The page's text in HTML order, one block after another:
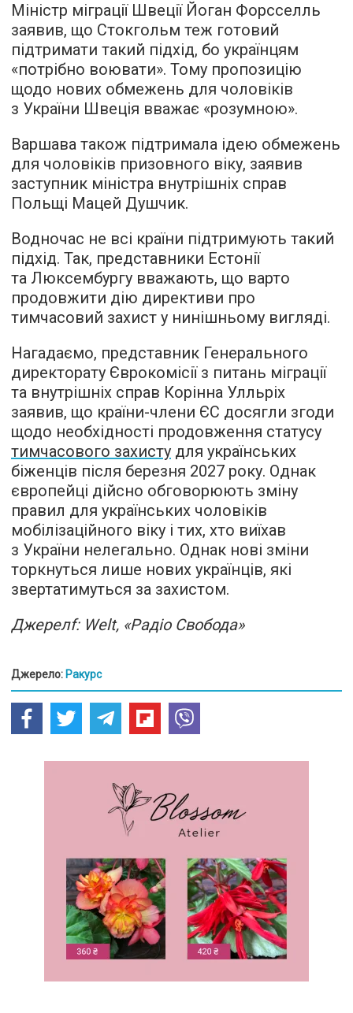
Міністр міграції Швеції Йоган Форсселль
заявив, що Стокгольм теж готовий
підтримати такий підхід, бо українцям
«потрібно воювати». Тому пропозицію
щодо нових обмежень для чоловіків
з України Швеція вважає «розумною».
Варшава також підтримала ідею обмежень
для чоловіків призовного віку, заявив
заступник міністра внутрішніх справ
Польщі Мацей Душчик.
Водночас не всі країни підтримують такий
підхід. Так, представники Естонії
та Люксембургу вважають, що варто
продовжити дію директиви про
тимчасовий захист у нинішньому вигляді.
Нагадаємо, представник Генерального
директорату Єврокомісії з питань міграції
та внутрішніх справ Корінна Улльріх
заявив, що країни-члени ЄС досягли згоди
щодо необхідності продовження статусу
тимчасового захисту для українських
біженців після березня 2027 року. Однак
європейці дійсно обговорюють зміну
правил для українських чоловіків
мобілізаційного віку і тих, хто виїхав
з України нелегально. Однак нові зміни
торкнуться лише нових українців, які
звертатимуться за захистом.
Джерелf: Welt, «Радіо Свобода»
Джерело: Ракурс